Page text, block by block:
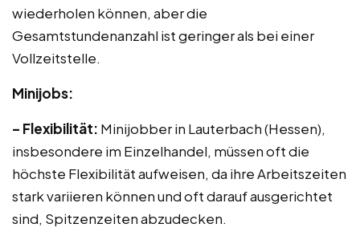
wiederholen können, aber die
Gesamtstundenanzahl ist geringer als bei einer
Vollzeitstelle.
Minijobs:
– Flexibilität: Minijobber in Lauterbach (Hessen),
insbesondere im Einzelhandel, müssen oft die
höchste Flexibilität aufweisen, da ihre Arbeitszeiten
stark variieren können und oft darauf ausgerichtet
sind, Spitzenzeiten abzudecken.